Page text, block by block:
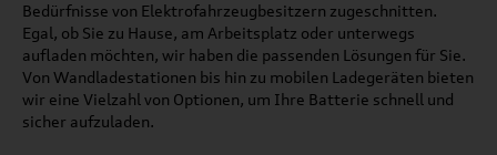
Bedürfnisse von Elektrofahrzeugbesitzern zugeschnitten.
Egal, ob Sie zu Hause, am Arbeitsplatz oder unterwegs
aufladen möchten, wir haben die passenden Lösungen für Sie.
Von Wandladestationen bis hin zu mobilen Ladegeräten bieten
wir eine Vielzahl von Optionen, um Ihre Batterie schnell und
sicher aufzuladen.